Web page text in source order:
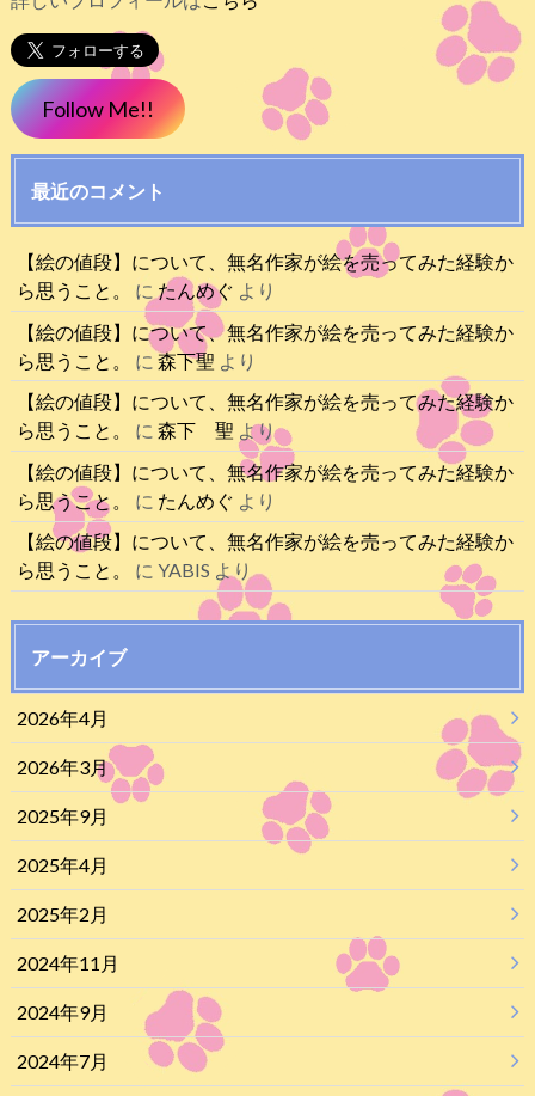
Follow Me!!
最近のコメント
【絵の値段】について、無名作家が絵を売ってみた経験か
ら思うこと。
に たんめぐ より
【絵の値段】について、無名作家が絵を売ってみた経験か
ら思うこと。
に森下聖 より
【絵の値段】について、無名作家が絵を売ってみた経験か
ら思うこと。
に 森下 聖 より
【絵の値段】について、無名作家が絵を売ってみた経験か
ら思うこと。
に たんめぐ より
【絵の値段】について、無名作家が絵を売ってみた経験か
ら思うこと。
に YABIS より
アーカイブ
2026年4月
2026年3月
2025年9月
2025年4月
2025年2月
2024年11月
2024年9月
2024年7月